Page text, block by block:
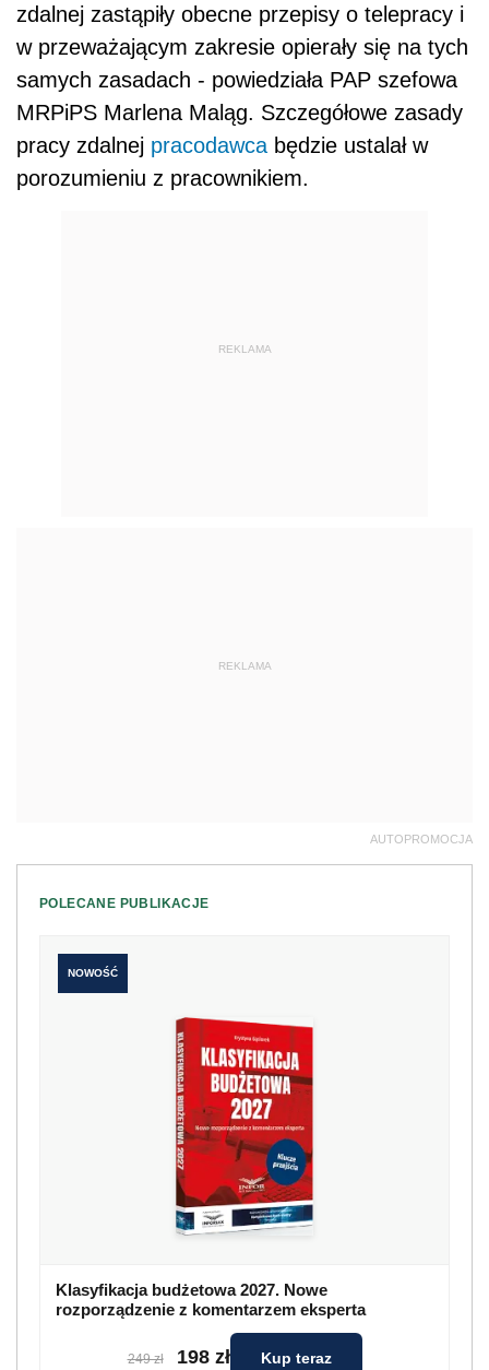
zdalnej zastąpiły obecne przepisy o telepracy i
w przeważającym zakresie opierały się na tych
samych zasadach - powiedziała PAP szefowa
MRPiPS Marlena Maląg. Szczegółowe zasady
pracy zdalnej pracodawca będzie ustalał w
porozumieniu z pracownikiem.
REKLAMA
REKLAMA
AUTOPROMOCJA
POLECANE PUBLIKACJE
NOWOŚĆ
Klasyfikacja budżetowa 2027. Nowe
rozporządzenie z komentarzem eksperta
249 zł 198 zł Kup teraz